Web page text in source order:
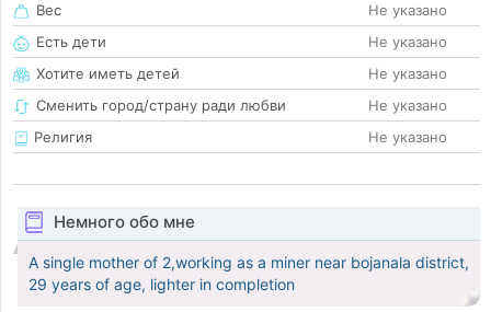
Вес
Не указано
Есть дети
Не указано
Хотите иметь детей
Не указано
Сменить город/страну ради любви
Не указано
Религия
Не указано
Немного обо мне
A single mother of 2,working as a miner near bojanala district,
29 years of age, lighter in completion